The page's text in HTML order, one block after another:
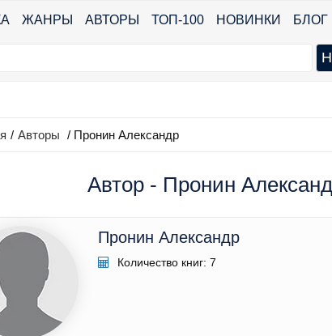
ЖАНРЫ АВТОРЫ ТОП-100 НОВИНКИ БЛОГ
/ Авторы / Пронин Александр
Автор - Пронин
Пронин Александр
Количество книг: 7